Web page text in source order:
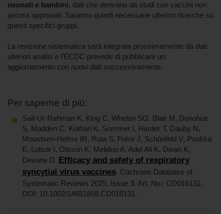
neonati e bambini, dati che derivano da studi con vaccini non
ancora approvati. Saranno quindi necessarie ulteriori ricerche su
questi specifici gruppi.
La revisione sistematica sarà integrata prossimamente da due
ulteriori analisi e l’ECDC prevede di pubblicare un
aggiornamento con nuovi dati successivamente.
Per saperne di più:
Saif-Ur-Rahman K, King C, Whelan SO, Blair M, Donohue
S, Madden C, Kothari K, Sommer I, Harder T, Dauby N,
Moustsen-Helms IR, Ruta S, Frère J, Schönfeld V, Poukka
E, Lutsar I, Olsson K, Melidou A, Adel Ali K, Dwan K,
Devane D. Efficacy and safety of respiratory
syncytial virus vaccines. Cochrane Database of
Systematic Reviews 2025, Issue 9. Art. No.: CD016131.
DOI: 10.1002/14651858.CD016131.